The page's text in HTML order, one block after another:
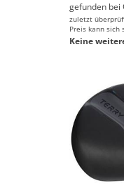
gefunden bei
zuletzt
Preis kann sich
Keine